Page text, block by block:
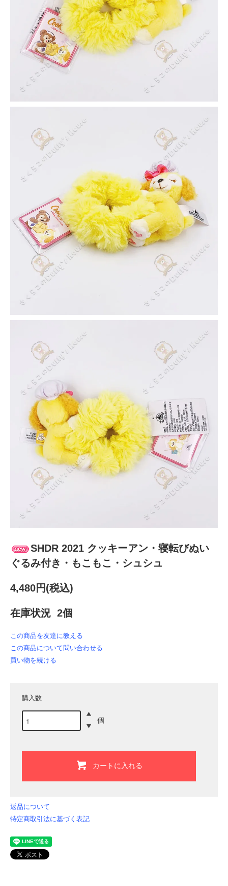
SHDR 2021 クッキーアン・寝転びぬい
ぐるみ付き・もこもこ・シュシュ
4,480円(税込)
在庫状況 2個
この商品を友達に教える
この商品について問い合わせる
買い物を続ける
購入数
個
カートに入れる
返品について
特定商取引法に基づく表記